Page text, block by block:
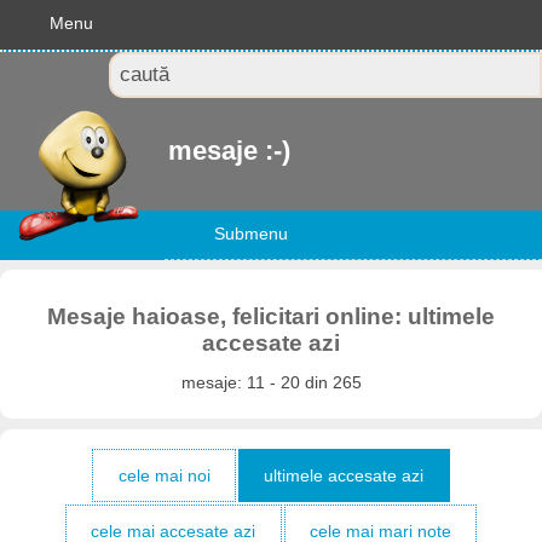
Menu
mesaje :-)
Submenu
Mesaje haioase, felicitari online: ultimele
accesate azi
mesaje: 11 - 20 din 265
cele mai noi ultimele accesate azi
cele mai accesate azi cele mai mari note